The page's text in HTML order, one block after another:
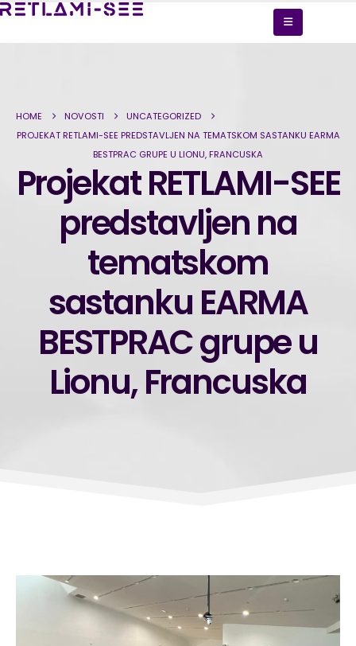
HOME NOVOSTI
UNCATEGORIZED
PROJEKAT RETLAMI-SEE PREDSTAVLJEN NA TEMATSKOM SASTANKU EARMA
BESTPRAC GRUPE U LIONU, FRANCUSKA
Projekat RETLAMI-SEE
predstavljen na
tematskom
sastanku EARMA
BESTPRAC grupe u
Lionu, Francuska